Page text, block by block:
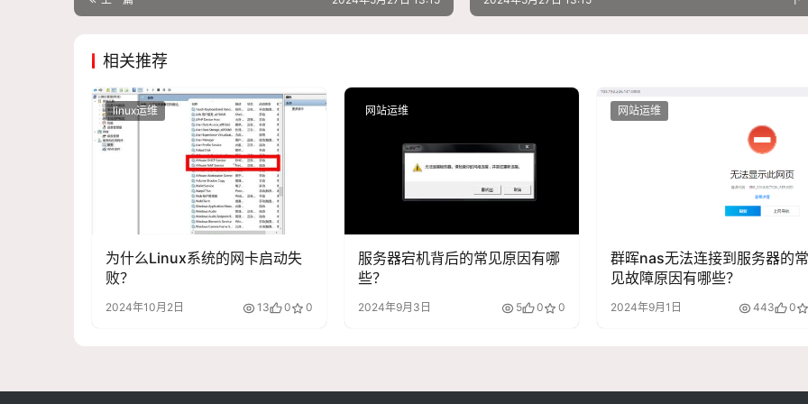
相关推荐
linux运维
为什么Linux系统的网卡启动失
败？
2024年10月2日 13 0 0
网站运维
服务器宕机背后的常见原因有哪
些？
2024年9月3日 5 0 0
网站运维
群晖nas无法连接到服务器的常
见故障原因有哪些？
2024年9月1日 443 0